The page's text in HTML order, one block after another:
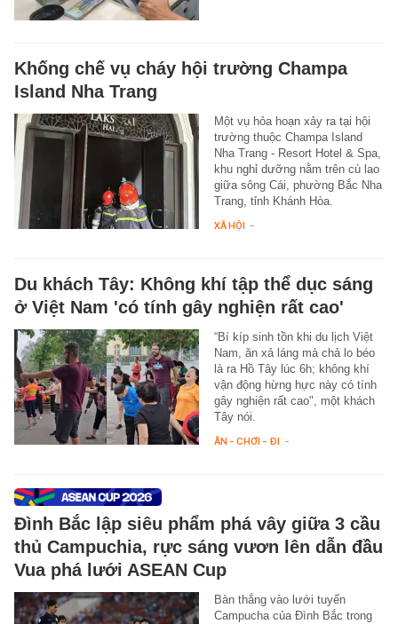
Khống chế vụ cháy hội trường Champa
Island Nha Trang
Một vụ hỏa hoạn xảy ra tại hội
trường thuộc Champa Island
Nha Trang - Resort Hotel & Spa,
khu nghỉ dưỡng nằm trên cù lao
giữa sông Cái, phường Bắc Nha
Trang, tỉnh Khánh Hòa.
XÃ HỘI -
Du khách Tây: Không khí tập thể dục sáng
ở Việt Nam 'có tính gây nghiện rất cao'
“Bí kíp sinh tồn khi du lịch Việt
Nam, ăn xả láng mà chả lo béo
là ra Hồ Tây lúc 6h; không khí
vận động hừng hực này có tính
gây nghiện rất cao", một khách
Tây nói.
ĂN - CHƠI - ĐI -
Đình Bắc lập siêu phẩm phá vây giữa 3 cầu
thủ Campuchia, rực sáng vươn lên dẫn đầu
Vua phá lưới ASEAN Cup
Bàn thắng vào lưới tuyển
Campucha của Đình Bắc trong